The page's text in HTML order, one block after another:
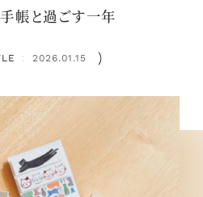
帳と過ごす一年
： 2026.01.15